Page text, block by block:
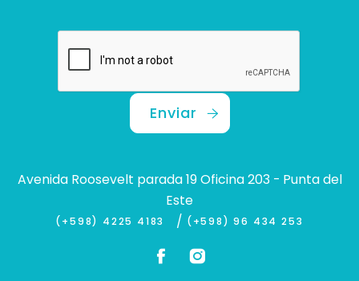
Enviar
Avenida Roosevelt parada 19 Oficina 203 - Punta del
Este
(+598) 4225 4183 / (+598) 96 434 253